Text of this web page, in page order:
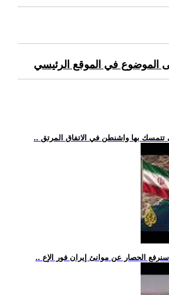
الموضوع في الموقع الرئيسي
تتمسك بها واشنطن في الاتفاق المرتق
الحصار عن موانئ إيران فور الإع